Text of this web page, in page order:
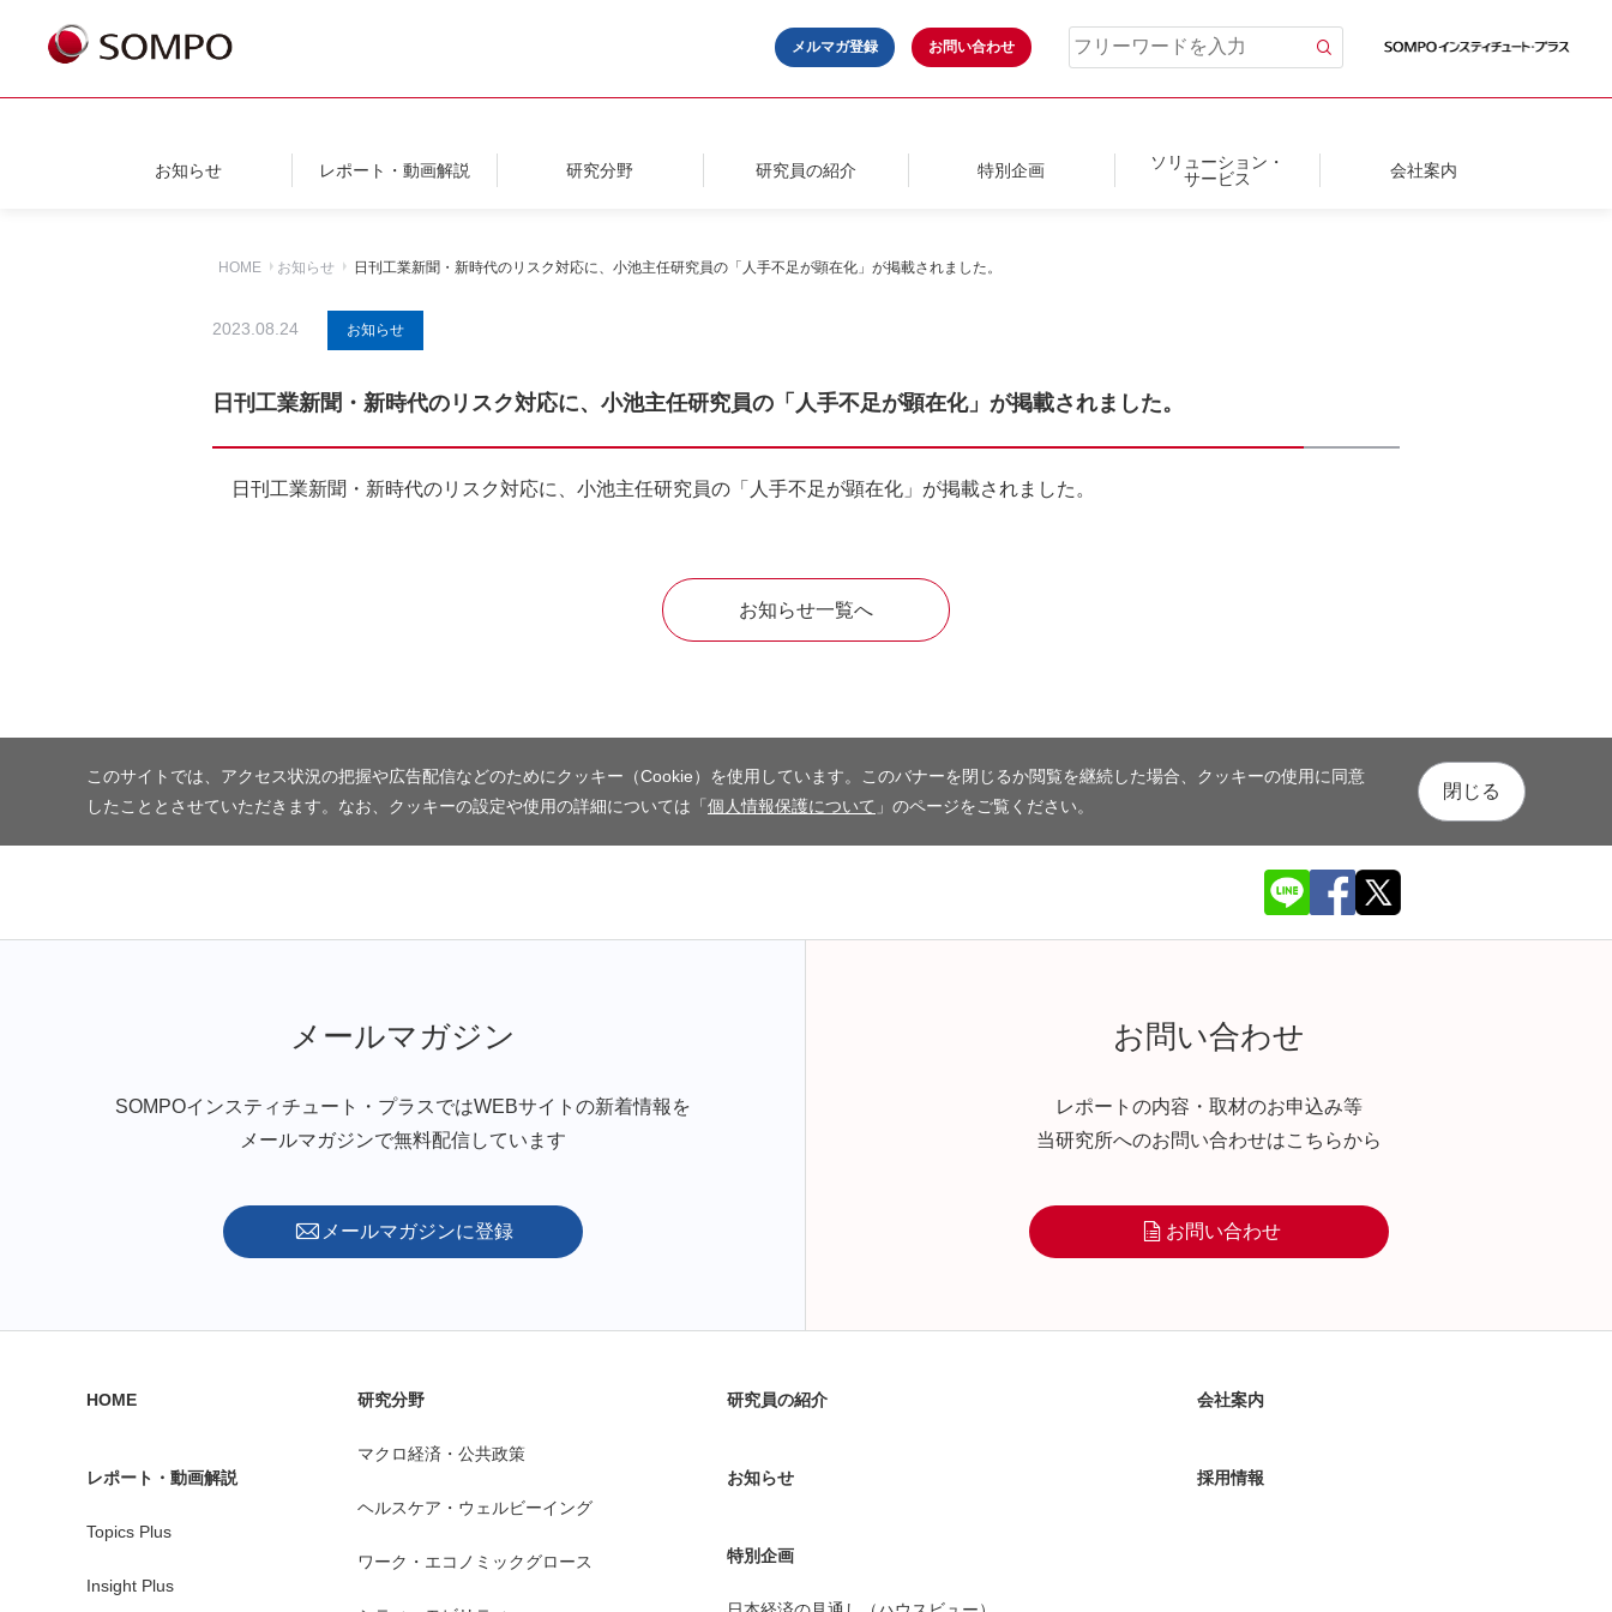
メルマガ登録 お問い合わせ
お知らせ レポート・動画解説 研究分野 研究員の紹介 特別企画
ソリューション・
サービス
会社案内
HOME お知らせ 日刊工業新聞・新時代のリスク対応に、小池主任研究員の「人手不足が顕在化」が掲載されました。
2023.08.24 お知らせ
日刊工業新聞・新時代のリスク対応に、小池主任研究員の「人手不足が顕在化」が掲載されました。
日刊工業新聞・新時代のリスク対応に、小池主任研究員の「人手不足が顕在化」が掲載されました。
お知らせ一覧へ
このサイトでは、アクセス状況の把握や広告配信などのためにクッキー（Cookie）を使用しています。このバナーを閉じるか閲覧を継続した場合、クッキーの使用に同意
したこととさせていただきます。なお、クッキーの設定や使用の詳細については「個人情報保護について 」のページをご覧ください。
閉じる
メールマガジン
SOMPOインスティチュート・プラスではWEBサイトの新着情報を
メールマガジンで無料配信しています
メールマガジンに登録
お問い合わせ
レポートの内容・取材のお申込み等
当研究所へのお問い合わせはこちらから
お問い合わせ
HOME
レポート・動画解説
Topics Plus
Insight Plus
研究分野
マクロ経済・公共政策
ヘルスケア・ウェルビーイング
ワーク・エコノミックグロース
研究員の紹介
お知らせ
特別企画
会社案内
採用情報